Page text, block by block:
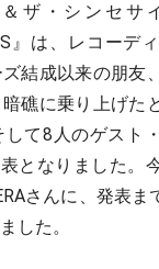
ザ・シンセサ
』は、レコーデ
結成以来の朋友
礁に乗り上げた
て8人のゲスト
となりました。
さんに、発表ま
した。